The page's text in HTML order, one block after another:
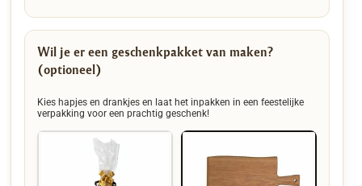
Wil je er een geschenkpakket van maken?
(optioneel)
Kies hapjes en drankjes en laat het inpakken in een feestelijke
verpakking voor een prachtig geschenk!